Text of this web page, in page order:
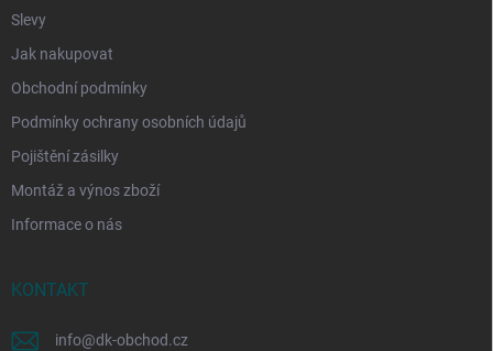
Slevy
Jak nakupovat
Obchodní podmínky
Podmínky ochrany osobních údajů
Pojištění zásilky
Montáž a výnos zboží
Informace o nás
KONTAKT
info@dk-obchod.cz